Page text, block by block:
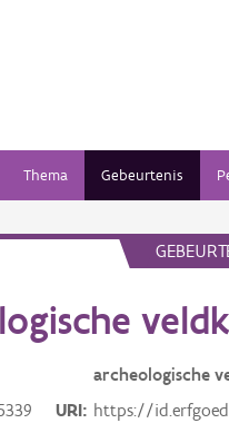
Thema Gebeurtenis
archeologische
URI https://